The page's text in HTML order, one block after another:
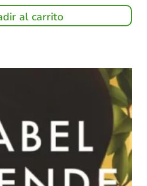
al carrito